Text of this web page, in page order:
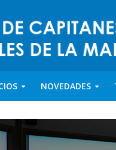
NOVEDADES